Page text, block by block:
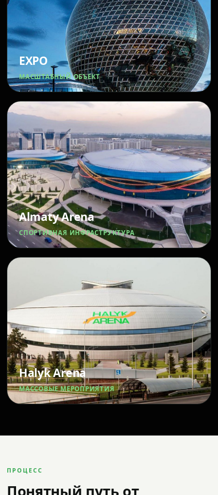
EXPO
МАСШТАБНЫЙ ОБЪЕКТ
Almaty Arena
СПОРТИВНАЯ ИНФРАСТРУКТУРА
Halyk Arena
МАССОВЫЕ МЕРОПРИЯТИЯ
ПРОЦЕСС
Понятный путь от